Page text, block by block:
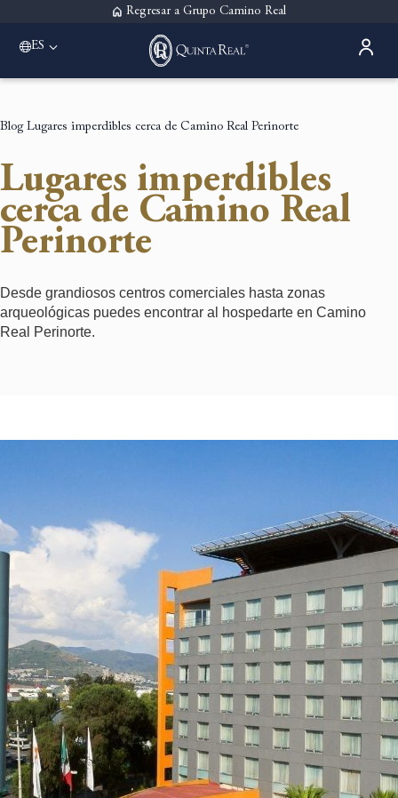
Regresar a Grupo Camino Real
ES Please select a destination
Aguascalientes
Guadalajara
Quinta Real Guadalajara
Monterrey
Quinta Real Monterrey
Oaxaca
Quinta Real Oaxaca
Puebla
Quinta Real Puebla
Blog Lugares imperdibles cerca de Camino Real Perinorte
Lugares imperdibles
cerca de Camino Real
Perinorte
Desde grandiosos centros comerciales hasta zonas
arqueológicas puedes encontrar al hospedarte en Camino
Real Perinorte.